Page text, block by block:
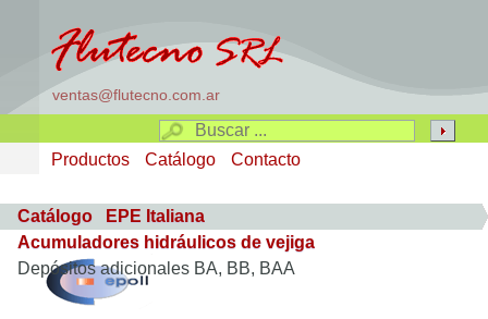
ventas@flutecno.com.ar
Productos Catálogo Contacto
Catálogo
EPE Italiana
Acumuladores hidráulicos de vejiga
Depósitos adicionales BA, BB, BAA